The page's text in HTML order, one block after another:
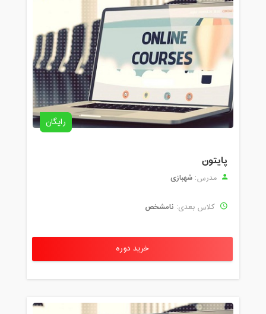
رایگان
پایتون
مدرس: شهبازی
کلاس بعدی: نامشخص
خرید دوره